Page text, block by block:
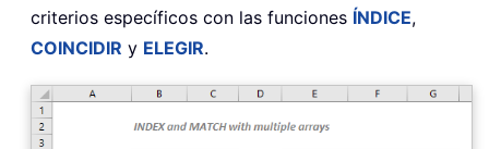
criterios específicos con las funciones ÍNDICE,
COINCIDIR y ELEGIR.